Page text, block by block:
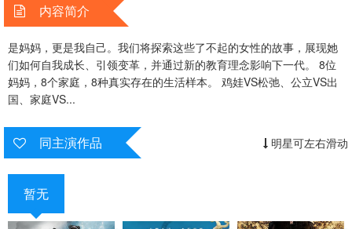
内容简介
是妈妈，更是我自己。我们将探索这些了不起的女性的故事，展现她
们如何自我成长、引领变革，并通过新的教育理念影响下一代。 8位
妈妈，8个家庭，8种真实存在的生活样本。 鸡娃VS松弛、公立VS出
国、家庭VS...
同主演作品 明星可左右滑动
暂无